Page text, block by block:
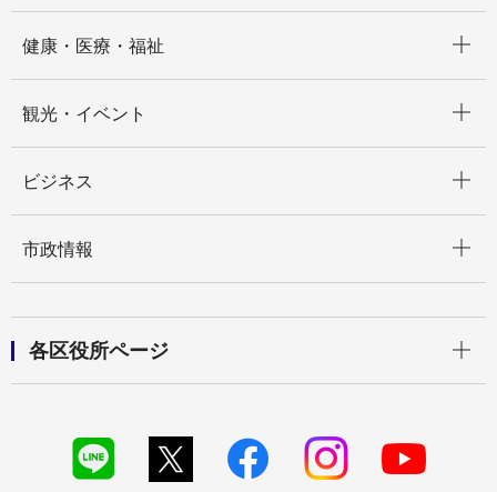
健康・医療・福祉
観光・イベント
ビジネス
市政情報
各区役所ページ